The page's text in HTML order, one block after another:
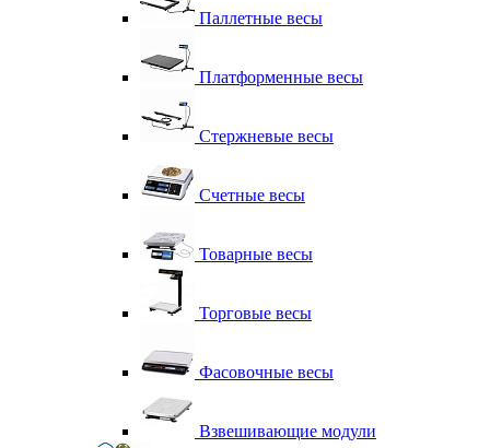
Паллетные весы
Платформенные весы
Стержневые весы
Счетные весы
Товарные весы
Торговые весы
Фасовочные весы
Взвешивающие модули